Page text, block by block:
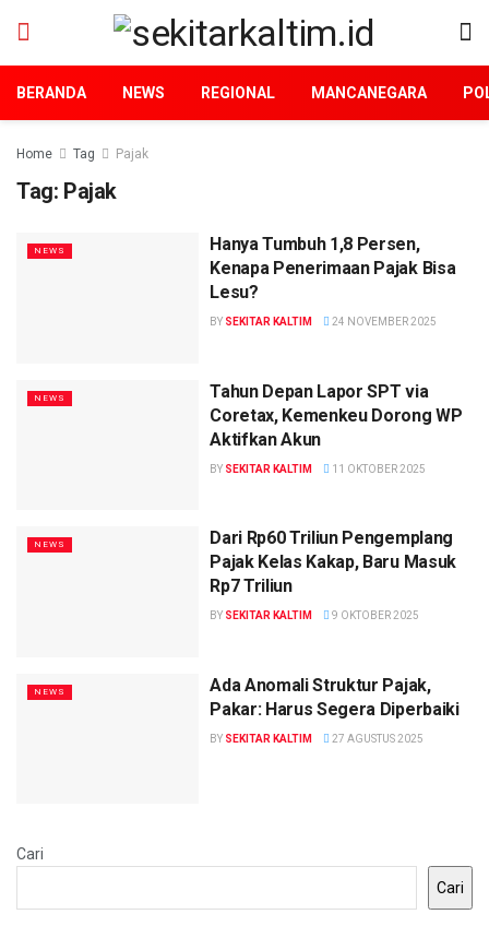
BERANDA NEWS REGIONAL MANCANEGARA
Home Tag Pajak
Tag: Pajak
NEWS
Hanya Tumbuh 1,8 Persen,
Kenapa Penerimaan Pajak Bisa
Lesu?
BY SEKITAR KALTIM 24 NOVEMBER 2025
NEWS
Tahun Depan Lapor SPT via
Coretax, Kemenkeu Dorong WP
Aktifkan Akun
BY SEKITAR KALTIM 11 OKTOBER 2025
NEWS
Dari Rp60 Triliun Pengemplang
Pajak Kelas Kakap, Baru Masuk
Rp7 Triliun
BY SEKITAR KALTIM 9 OKTOBER 2025
NEWS
Ada Anomali Struktur Pajak,
Pakar: Harus Segera Diperbaiki
BY SEKITAR KALTIM 27 AGUSTUS 2025
Cari
Cari